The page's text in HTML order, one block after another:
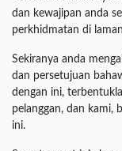
dan kewajipan anda
perkhidmatan di
Sekiranya anda
dan persetujuan
dengan ini,
pelanggan, dan kami,
ini.